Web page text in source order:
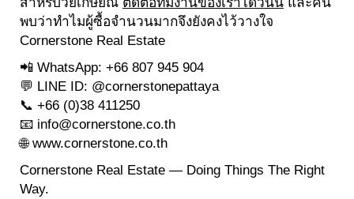
พบว่าทำไมผู้ซื้อจำนวนมากจึงยังคงไว้วางใจ
Cornerstone Real Estate
📲 WhatsApp: +66 807 945 904
💬 LINE ID: @cornerstonepattaya
📞 +66 (0)38 411250
📧 info@cornerstone.co.th
🌐 www.cornerstone.co.th
Cornerstone Real Estate — Doing Things The Right
Way.